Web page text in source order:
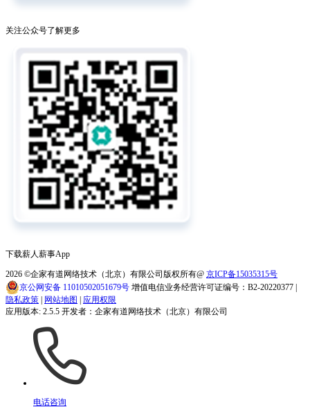
关注公众号了解更多
下载薪人薪事App
2026 ©企家有道网络技术（北京）有限公司版权所有@ 京ICP备15035315号
京公网安备 11010502051679号 增值电信业务经营许可证编号：B2-20220377 |
隐私政策
网站地图
应用权限
应用版本: 2.5.5 开发者：企家有道网络技术（北京）有限公司
电话咨询